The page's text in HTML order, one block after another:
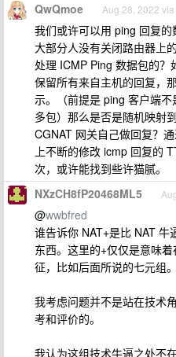
QwQmoe Aug 28, 2022
我们或许可以用 ping 回复的
大部分人没有关闭路由器上
处理 ICMP Ping 数据包的
保留所有来自主机的回复，
示。（前提是 ping 客户端
多包）那么是否是随机映射
CGNAT 网关自己做回复？
上不断的修改 icmp 回复的
次，或许能找到些许猫腻。
NXzCH8fP20468ML5
@wwbfred
谁告诉你 NAT+是比 NAT 牛
东西。这里的+仅仅是意味
征，比如后面所说的七元组。
我考虑问题并不是站在技术
考和评价的。
我认为这组技术牛逼之处不